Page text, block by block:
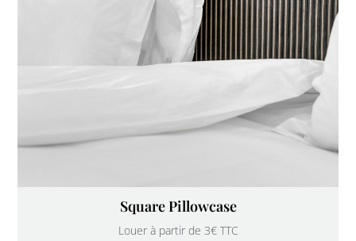
Square Pillowcase
Louer à partir de 3€ TTC